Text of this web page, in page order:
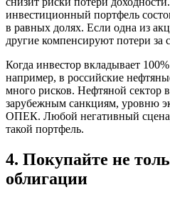
инвестиционный портфель
в равных долях. Если одна из
другие компенсируют потери за
Когда инвестор вкладывает
например, в российские
много рисков. Нефтяной сектор
зарубежным санкциям, уровню
ОПЕК. Любой негативный
такой портфель.
4. Покупайте не
облигации